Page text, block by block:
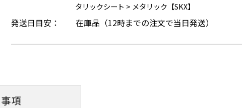
タリックシート > メタリック【SKX】
発送日目安： 在庫品（12時までの注文で当日発送）
項